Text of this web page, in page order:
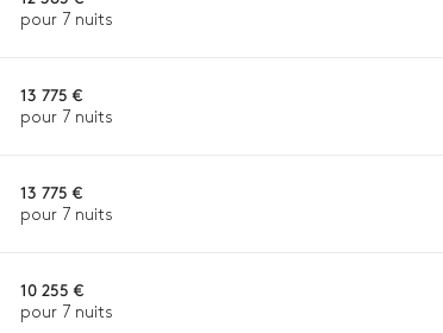
Notre conciergerie vous guidera vers les
pour 7 nuits
13 775 €
pour 7 nuits
13 775 €
pour 7 nuits
10 255 €
pour 7 nuits